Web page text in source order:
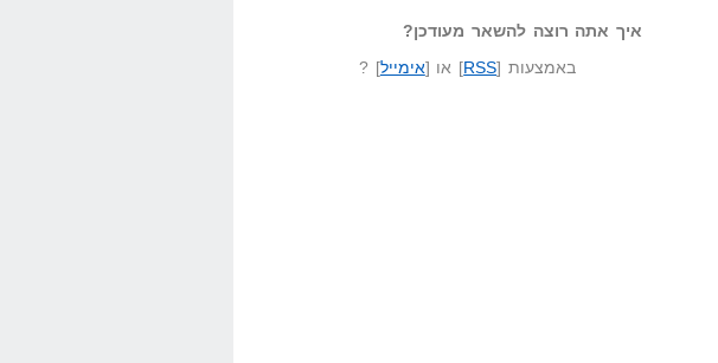
שאל שאלה המיליונר בפיג'מה שיווק שותפיםאיך אתה רוצה להשאר מעודכן?
באמצעות [RSS] או [אימייל] ?